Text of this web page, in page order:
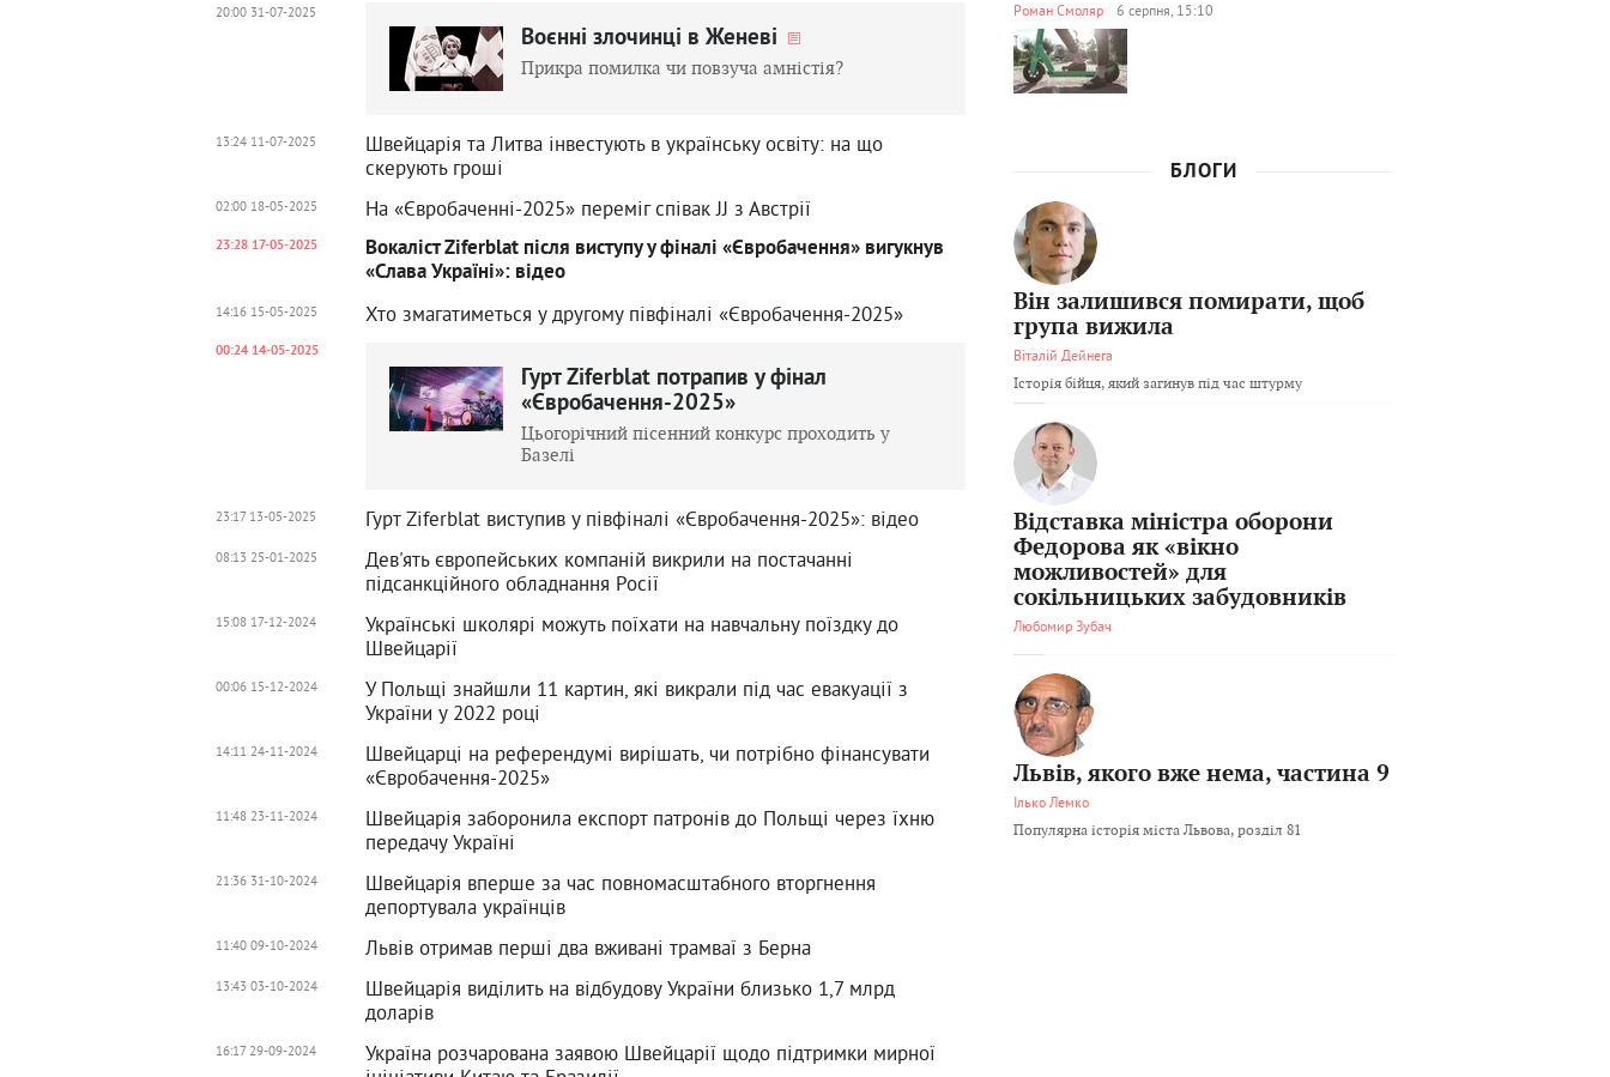
20:00 31-07-2025
Воєнні злочинці в Женеві
Прикра помилка чи повзуча амністія?
13:24 11-07-2025
Швейцарія та Литва інвестують в українську освіту: на що
скерують гроші
02:00 18-05-2025 На «Євробаченні-2025» переміг співак JJ з Австрії
23:28 17-05-2025
Вокаліст Ziferblat після виступу у фіналі «Євробачення» вигукнув
«Слава Україні»: відео
14:16 15-05-2025 Хто змагатиметься у другому півфіналі «Євробачення-2025»
00:24 14-05-2025
Гурт Ziferblat потрапив у фінал
«Євробачення-2025»
Цьогорічний пісенний конкурс проходить у
Базелі
23:17 13-05-2025 Гурт Ziferblat виступив у півфіналі «Євробачення-2025»: відео
08:13 25-01-2025
Дев'ять європейських компаній викрили на постачанні
підсанкційного обладнання Росії
15:08 17-12-2024
Українські школярі можуть поїхати на навчальну поїздку до
Швейцарії
00:06 15-12-2024
У Польщі знайшли 11 картин, які викрали під час евакуації з
України у 2022 році
14:11 24-11-2024
Швейцарці на референдумі вирішать, чи потрібно фінансувати
«Євробачення-2025»
11:48 23-11-2024
Швейцарія заборонила експорт патронів до Польщі через їхню
передачу Україні
21:36 31-10-2024
Швейцарія вперше за час повномасштабного вторгнення
депортувала українців
11:40 09-10-2024 Львів отримав перші два вживані трамваї з Берна
13:43 03-10-2024
Швейцарія виділить на відбудову України близько 1,7 млрд
доларів
16:17 29-09-2024
Україна розчарована заявою Швейцарії щодо підтримки мирної
Роман Смоляр 6 серпня, 15:10
БЛОГИ
Він залишився помирати, щоб
група вижила
Віталій Дейнега
Історія бійця, який загинув під час штурму
Відставка міністра оборони
Федорова як «вікно
можливостей» для
сокільницьких забудовників
Любомир Зубач
Львів, якого вже нема, частина 9
Ілько Лемко
Популярна історія міста Львова, розділ 81